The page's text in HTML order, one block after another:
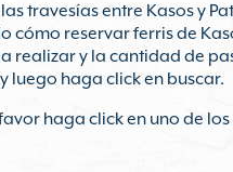
travesías entre Kasos y
reservar ferris de
realizar y la cantidad de
luego haga click en buscar.
haga click en uno de